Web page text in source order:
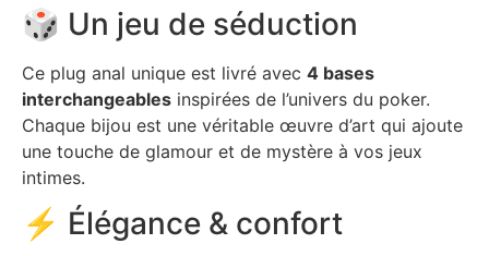
🎲 Un jeu de séduction
Ce plug anal unique est livré avec 4 bases
interchangeables inspirées de l’univers du poker.
Chaque bijou est une véritable œuvre d’art qui ajoute
une touche de glamour et de mystère à vos jeux
intimes.
⚡ Élégance & confort